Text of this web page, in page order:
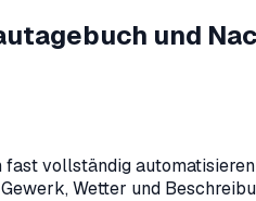
und
vollständig
Wetter und